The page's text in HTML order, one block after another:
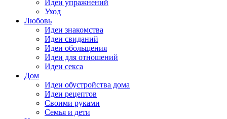
Идеи упражнений
Уход
Любовь
Идеи знакомства
Идеи свиданий
Идеи обольщения
Идеи для отношений
Идеи секса
Дом
Идеи обустройства дома
Идеи рецептов
Своими руками
Семья и дети